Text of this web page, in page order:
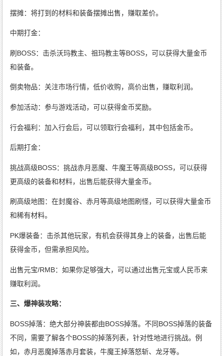
摆摊：将打到的材料和装备摆摊出售，赚取差价。
中期打金：
刷BOSS：击杀沃玛教主、祖玛教主等BOSS，可以获得大量金币
和装备。
倒卖物品：关注市场行情，低价收购，高价出售，赚取利润。
参加活动：参与游戏活动，可以获得金币奖励。
行会福利：加入行会后，可以领取行会福利，其中包括金币。
后期打金：
挑战高级BOSS：挑战赤月恶魔、牛魔王等高级BOSS，可以获得
更高级的装备和材料，出售后能获得大量金币。
刷高级地图：在封魔谷、赤月等高级地图刷怪，可以获得大量金币
和稀有材料。
PK爆装备：击杀其他玩家，有机会获得其身上的装备，出售后能
获得金币，但需承担风险。
出售元宝/RMB：如果你足够强大，可以通过出售元宝或人民币来
赚取利润。
三、爆神装攻略：
BOSS掉落：绝大部分神装都由BOSS掉落。不同BOSS掉落的装备
不同，需要了解各个BOSS的掉落列表，针对性地进行挑战。例
如，赤月恶魔掉落赤月套装，牛魔王掉落怒斩、龙牙等。